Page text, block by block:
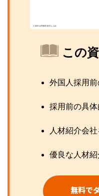
この
外国人採用
採用前の具
人材紹介会
優良な人材
無料で